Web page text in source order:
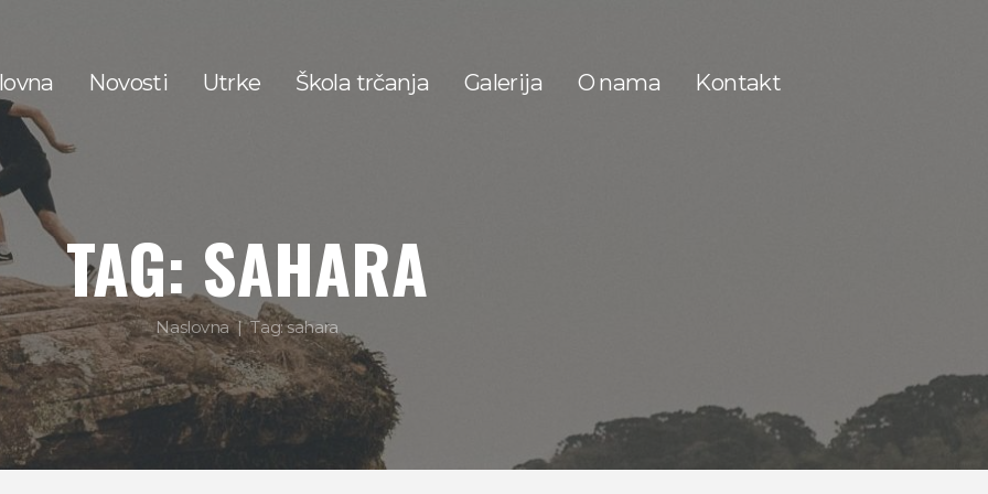
Novosti Utrke Škola trčanja Galerija O nama Kontakt
TAG: SAHARA
Naslovna Tag: sahara